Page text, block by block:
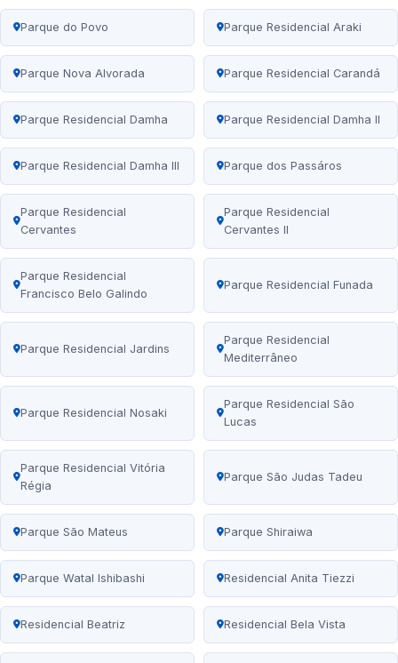
Parque do Povo Parque Residencial Araki
Parque Nova Alvorada Parque Residencial Carandá
Parque Residencial Damha Parque Residencial Damha II
Parque Residencial Damha III Parque dos Passáros
Parque Residencial
Cervantes
Parque Residencial
Cervantes II
Parque Residencial
Francisco Belo Galindo
Parque Residencial Funada
Parque Residencial Jardins
Parque Residencial
Mediterrâneo
Parque Residencial Nosaki
Parque Residencial São
Lucas
Parque Residencial Vitória
Régia
Parque São Judas Tadeu
Parque São Mateus Parque Shiraiwa
Parque Watal Ishibashi Residencial Anita Tiezzi
Residencial Beatriz Residencial Bela Vista